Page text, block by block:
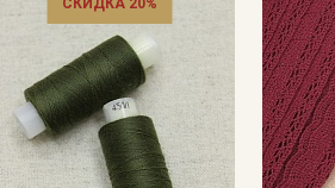
СКИДКА 20%
Подписаться